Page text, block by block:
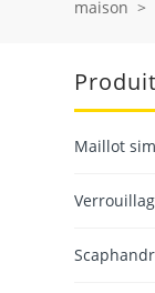
maison >
Maillot